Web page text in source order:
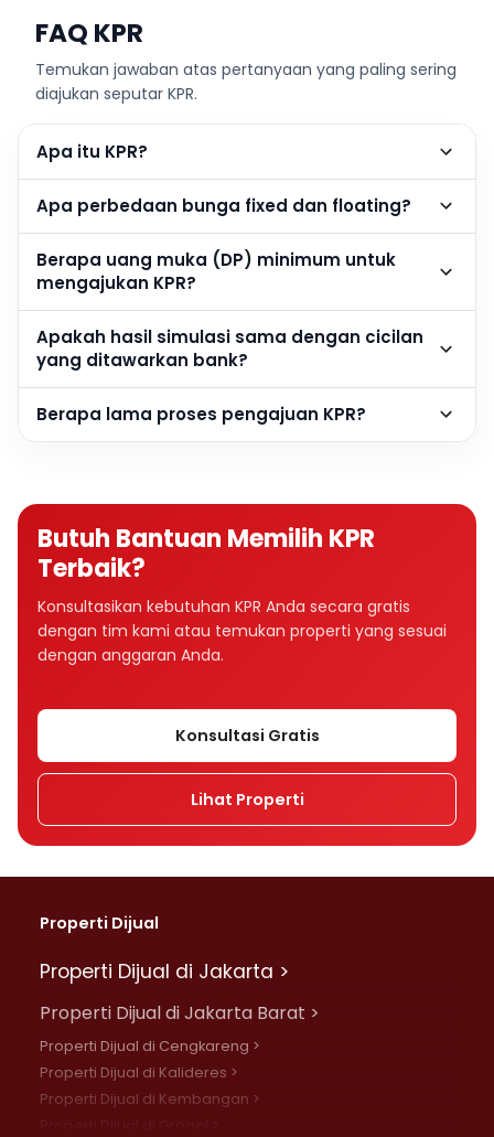
FAQ KPR
Temukan jawaban atas pertanyaan yang paling sering
diajukan seputar KPR.
Apa itu KPR?
Apa perbedaan bunga fixed dan floating?
Berapa uang muka (DP) minimum untuk
mengajukan KPR?
Apakah hasil simulasi sama dengan cicilan
yang ditawarkan bank?
Berapa lama proses pengajuan KPR?
Butuh Bantuan Memilih KPR
Terbaik?
Konsultasikan kebutuhan KPR Anda secara gratis
dengan tim kami atau temukan properti yang sesuai
dengan anggaran Anda.
Konsultasi Gratis
Lihat Properti
Properti Dijual
Properti Dijual di Jakarta >
Properti Dijual di Jakarta Barat >
Properti Dijual di Cengkareng >
Properti Dijual di Kalideres >
Properti Dijual di Kembangan >